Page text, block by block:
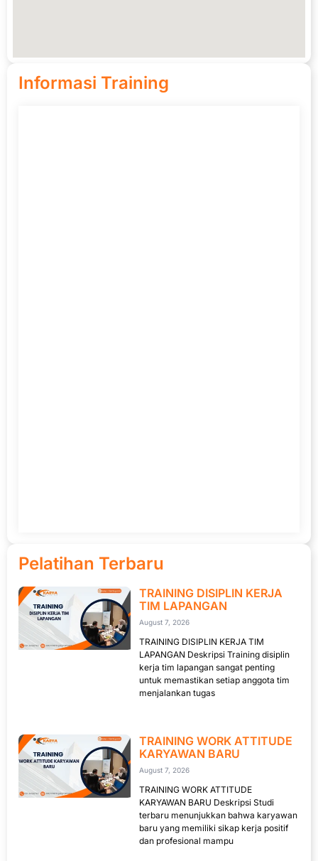
Informasi Training
Pelatihan Terbaru
TRAINING DISIPLIN KERJA
TIM LAPANGAN
August 7, 2026
TRAINING DISIPLIN KERJA TIM
LAPANGAN Deskripsi Training disiplin
kerja tim lapangan sangat penting
untuk memastikan setiap anggota tim
menjalankan tugas
TRAINING WORK ATTITUDE
KARYAWAN BARU
August 7, 2026
TRAINING WORK ATTITUDE
KARYAWAN BARU Deskripsi Studi
terbaru menunjukkan bahwa karyawan
baru yang memiliki sikap kerja positif
dan profesional mampu